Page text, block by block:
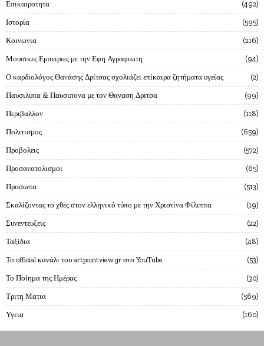
Επικαιροτητα 492
Ιστορία 595
Κοινωνια 216
Μουσικες Εμπειριες με την Εφη Αγραφιωτη 94
Ο καρδιολόγος Θανάσης Δρίτσας σχολιάζει επίκαιρα ζητήματα υγείας 2
Παυσιλυπα & Παυσιπονα με τον Θαναση Δριτσα 99
Περιβαλλον 118
Πολιτισμος 659
Προβολεις 572
Προσανατολισμοι 65
Προσωπα 513
Σκαλίζοντας το χθες στον ελληνικό τύπο με την Χριστίνα Φίλιππα 19
Συνεντευξεις 22
Ταξίδια 48
Το official κανάλι του artpointview.gr στο YouTube 53
Το Ποίημα της Ημέρας 30
Τριτη Ματια 569
Υγεια 160